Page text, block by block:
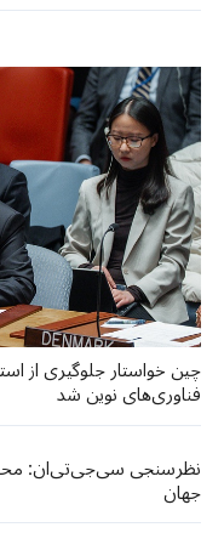
چین خواستار جلوگیری از
فناوری‌های نوین شد
نظرسنجی سی‌جی‌تی‌ان:
جهان